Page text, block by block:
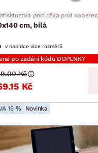
podložka pod koberec
cm, bílá
v nabídce více rozměrů
po zadání kódu DOPLNKY
Kč
Kč
15 % Novinka